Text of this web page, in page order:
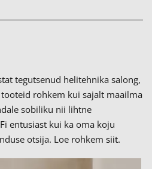
tegutsenud helitehnika salong,
rohkem kui sajalt maailma
sobiliku nii lihtne
entusiast kui ka oma koju
otsija. Loe rohkem siit.